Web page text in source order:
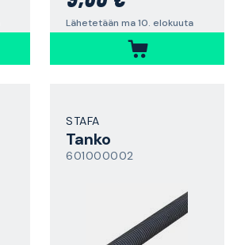
Lähetetään ma 10. elokuuta
STAFA
Tanko
601000002